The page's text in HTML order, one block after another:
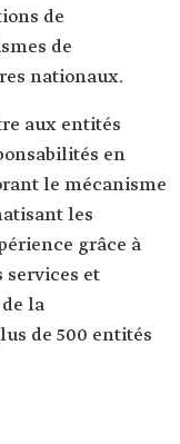
de
de
nationaux.
aux entités
en
le mécanisme
les
grâce à
services et
la
de 500 entités